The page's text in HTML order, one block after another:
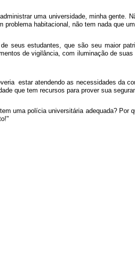
uma universidade, minha gente.
problema habitacional, não tem nada que
seus estudantes, que são seu maior
de vigilância, com iluminação de
estar atendendo as necessidades da
que tem recursos para prover sua
uma polícia universitária adequada? Por